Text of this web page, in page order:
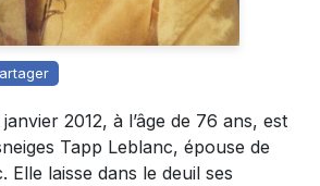
2012, à l’âge de 76 ans, est
Tapp Leblanc, épouse de
Elle laisse dans le deuil ses